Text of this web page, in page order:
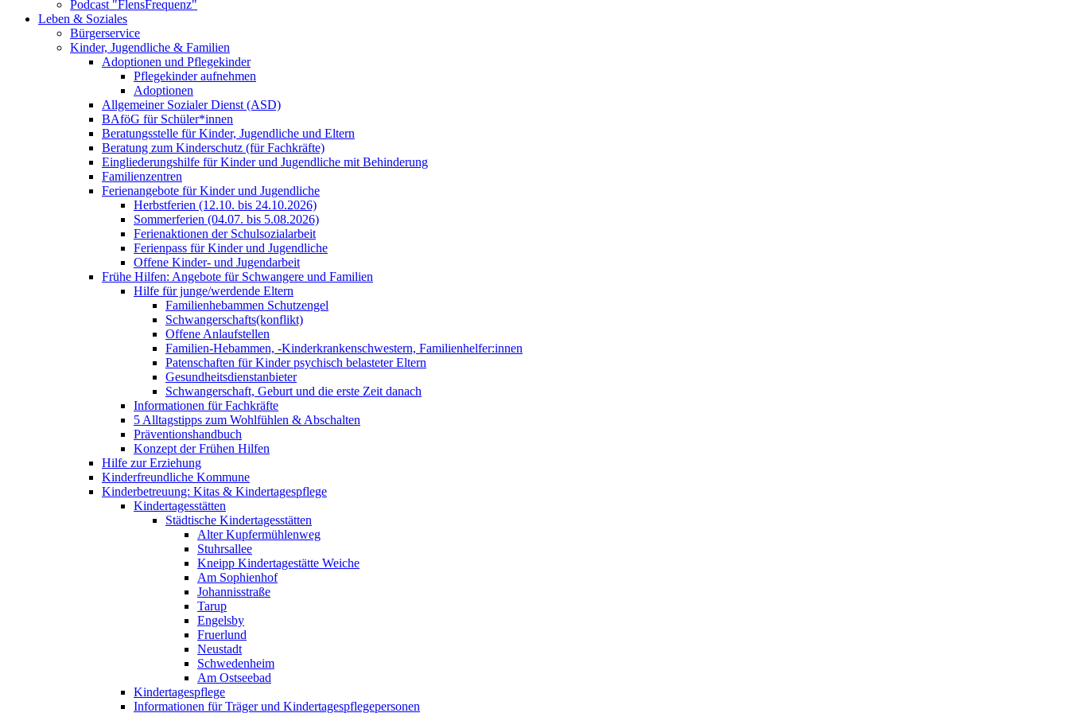
Podcast "FlensFrequenz"
Leben & Soziales
Bürgerservice
Kinder, Jugendliche & Familien
Adoptionen und Pflegekinder
Pflegekinder aufnehmen
Adoptionen
Allgemeiner Sozialer Dienst (ASD)
BAföG für Schüler*innen
Beratungsstelle für Kinder, Jugendliche und Eltern
Beratung zum Kinderschutz (für Fachkräfte)
Eingliederungshilfe für Kinder und Jugendliche mit Behinderung
Familienzentren
Ferienangebote für Kinder und Jugendliche
Herbstferien (12.10. bis 24.10.2026)
Sommerferien (04.07. bis 5.08.2026)
Ferienaktionen der Schulsozialarbeit
Ferienpass für Kinder und Jugendliche
Offene Kinder- und Jugendarbeit
Frühe Hilfen: Angebote für Schwangere und Familien
Hilfe für junge/werdende Eltern
Familienhebammen Schutzengel
Schwangerschafts(konflikt)
Offene Anlaufstellen
Familien-Hebammen, -Kinderkrankenschwestern, Familienhelfer:innen
Patenschaften für Kinder psychisch belasteter Eltern
Gesundheitsdienstanbieter
Schwangerschaft, Geburt und die erste Zeit danach
Informationen für Fachkräfte
5 Alltagstipps zum Wohlfühlen & Abschalten
Präventionshandbuch
Konzept der Frühen Hilfen
Hilfe zur Erziehung
Kinderfreundliche Kommune
Kinderbetreuung: Kitas & Kindertagespflege
Kindertagesstätten
Städtische Kindertagesstätten
Alter Kupfermühlenweg
Stuhrsallee
Kneipp Kindertagestätte Weiche
Am Sophienhof
Johannisstraße
Tarup
Engelsby
Fruerlund
Neustadt
Schwedenheim
Am Ostseebad
Kindertagespflege
Informationen für Träger und Kindertagespflegepersonen